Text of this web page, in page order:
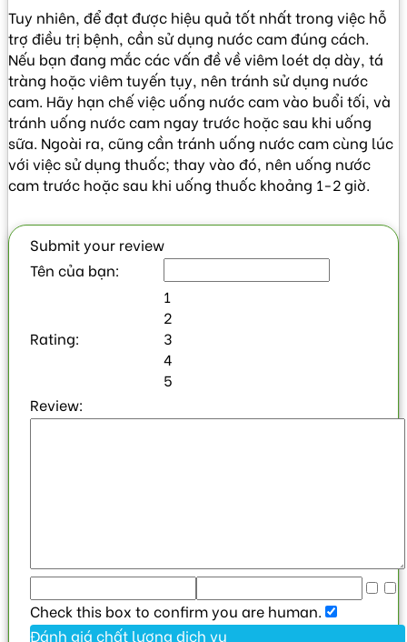
Tuy nhiên, để đạt được hiệu quả tốt nhất trong việc hỗ
trợ điều trị bệnh, cần sử dụng nước cam đúng cách.
Nếu bạn đang mắc các vấn đề về viêm loét dạ dày, tá
tràng hoặc viêm tuyến tụy, nên tránh sử dụng nước
cam. Hãy hạn chế việc uống nước cam vào buổi tối, và
tránh uống nước cam ngay trước hoặc sau khi uống
sữa. Ngoài ra, cũng cần tránh uống nước cam cùng lúc
với việc sử dụng thuốc; thay vào đó, nên uống nước
cam trước hoặc sau khi uống thuốc khoảng 1-2 giờ.
Submit your review
Tên của bạn:
Rating:
1
2
3
4
5
Review:
Check this box to confirm you are human.